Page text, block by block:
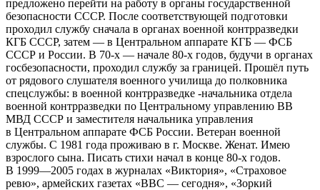
предложено перейти на работу в органы государственной
безопасности СССР. После соответствующей подготовки
проходил службу сначала в органах военной контрразведки
КГБ СССР, затем — в Центральном аппарате КГБ — ФСБ
СССР и России. В 70-х — начале 80-х годов, будучи в органах
госбезопасности, проходил службу за границей. Прошёл путь
от рядового слушателя военного училища до полковника
спецслужбы: в военной контрразведке -начальника отдела
военной контрразведки по Центральному управлению ВВ
МВД СССР и заместителя начальника управления
в Центральном аппарате ФСБ России. Ветеран военной
службы. С 1981 года проживаю в г. Москве. Женат. Имею
взрослого сына. Писать стихи начал в конце 80-х годов.
В 1999—2005 годах в журналах «Виктория», «Страховое
ревю», армейских газетах «ВВС — сегодня», «Зоркий